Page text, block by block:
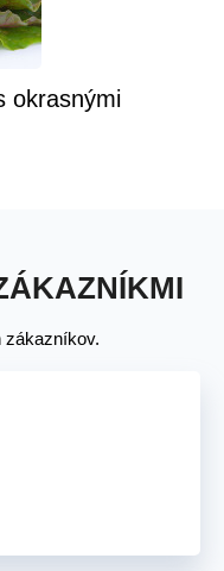
okrasnými
zákazníkov.